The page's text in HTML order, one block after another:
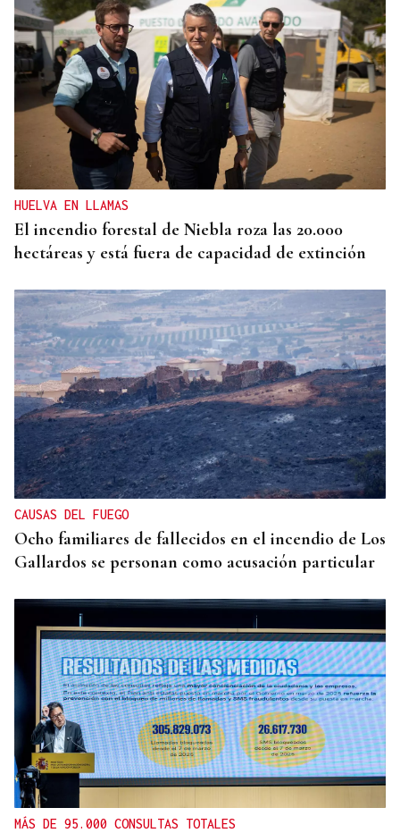
SUSTITUTO DEL OURENSANO
Vázquez Alvite, nuevo presidente del Comité
Técnico en Galicia
HUELVA EN LLAMAS
El incendio forestal de Niebla roza las 20.000
hectáreas y está fuera de capacidad de extinción
CAUSAS DEL FUEGO
Ocho familiares de fallecidos en el incendio de Los
Gallardos se personan como acusación particular
MÁS DE 95.000 CONSULTAS TOTALES